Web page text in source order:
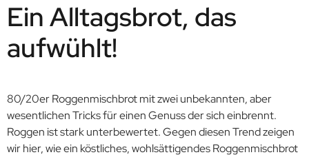
Ein Alltagsbrot, das
aufwühlt!
80/20er Roggenmischbrot mit zwei unbekannten, aber
wesentlichen Tricks für einen Genuss der sich einbrennt.
Roggen ist stark unterbewertet. Gegen diesen Trend zeigen
wir hier, wie ein köstliches, wohlsättigendes Roggenmischbrot